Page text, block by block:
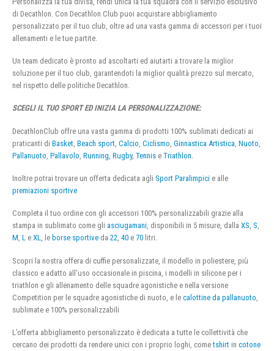
di Decathlon. Con Decathlon Club puoi acquistare abbigliamento
personalizzato per il tuo club, oltre ad una vasta gamma di accessori per i tuoi
allenamenti e le tue partite.
Un team dedicato è pronto ad ascoltarti ed aiutarti a trovare la miglior
soluzione per il tuo club, garantendoti la miglior qualità prezzo sul mercato,
nel rispetto delle politiche Decathlon.
SCEGLI IL TUO SPORT ED INIZIA LA PERSONALIZZAZIONE:
DecathlonClub offre una vasta gamma di prodotti 100% sublimati dedicati ai
praticanti di Basket Beach sport Calcio Ciclismo Ginnastica Artistica Nuoto
Pallanuoto Pallavolo Running Rugby, Tennis e Triathlon
Inoltre potrai trovare un offerta dedicata agli Sport Paralimpici e alle
premiazioni sportive
Completa il tuo ordine con gli accessori 100% personalizzabili grazie alla
stampa in sublimato come gli asciugamani, disponibili in 5 misure, dalla XS, S,
M, L e XL, le borse sportive da 22, 40 e 70 litri.
Scopri la nostra offera di cuffie personalizzate, il modello in poliestere, più
classico e adatto all’uso occasionale in piscina, i modelli in silicone per i
triathlon e gli allenamento delle squadre agonistiche e nella versione
Competition per le squadre agonistiche di nuoto, e le calottine da pallanuoto
sublimate e 100% personalizzabili
L’offerta abbigliamento personalizzato è dedicata a tutte le collettività che
cercano dei prodotti da rendere unici con i proprio loghi, cometshirt in cotone